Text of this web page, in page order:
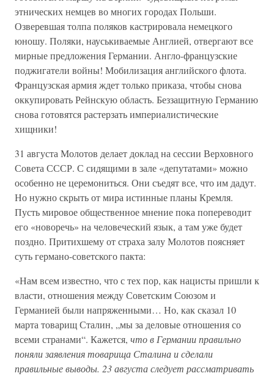
этнических немцев во многих городах Польши.
Озверевшая толпа поляков кастрировала немецкого
юношу. Поляки, науськиваемые Англией, отвергают все
мирные предложения Германии. Англо-французские
поджигатели войны! Мобилизация английского флота.
Французская армия ждет только приказа, чтобы снова
оккупировать Рейнскую область. Беззащитную Германию
снова готовятся растерзать империалистические
хищники!
31 августа Молотов делает доклад на сессии Верховного
Совета СССР. С сидящими в зале «депутатами» можно
особенно не церемониться. Они съедят все, что им дадут.
Но нужно скрыть от мира истинные планы Кремля.
Пусть мировое общественное мнение пока попереводит
его «новоречь» на человеческий язык, а там уже будет
поздно. Притихшему от страха залу Молотов поясняет
суть германо-советского пакта:
«Нам всем известно, что с тех пор, как нацисты пришли к
власти, отношения между Советским Союзом и
Германией были напряженными… Но, как сказал 10
марта товарищ Сталин, „мы за деловые отношения со
всеми странами“. Кажется, что в Германии правильно
поняли заявления товарища Сталина и сделали
правильные выводы. 23 августа следует рассматривать